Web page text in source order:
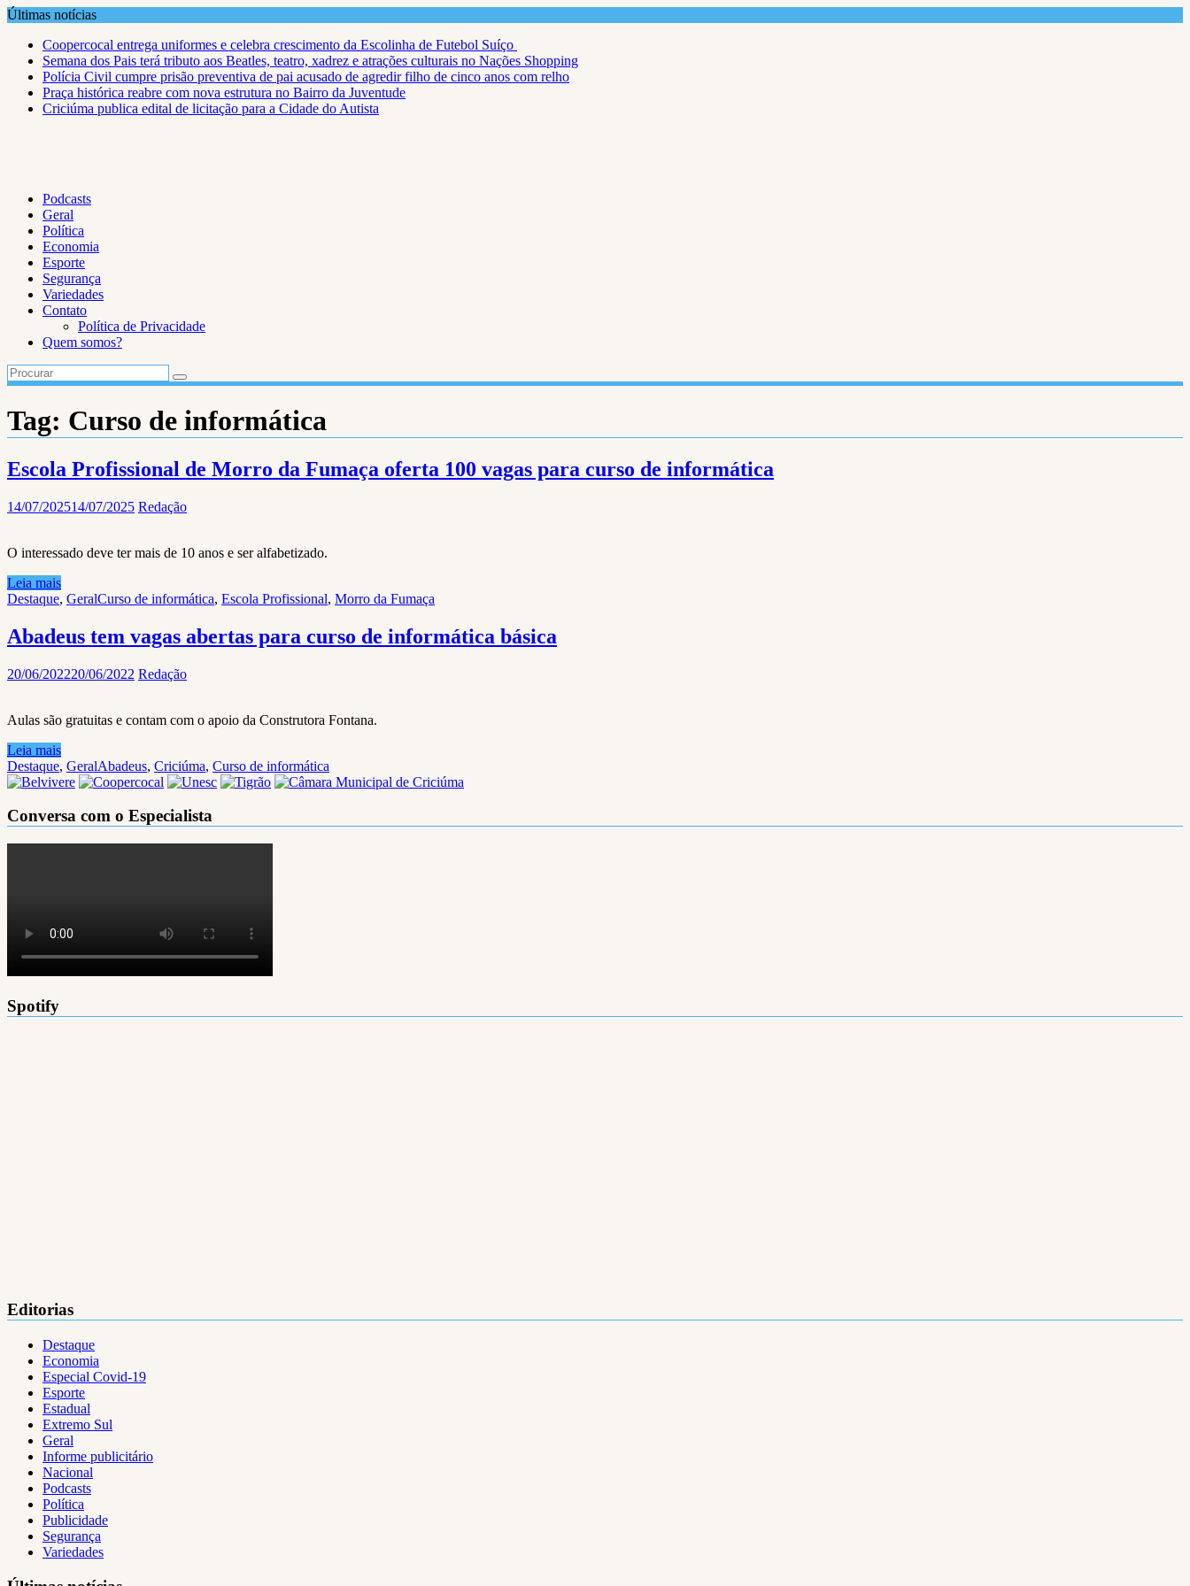
Skip
content
Últimas notícias
Coopercocal entrega uniformes e celebra crescimento da Escolinha de Futebol Suíço
Semana dos Pais terá tributo aos Beatles, teatro, xadrez e atrações culturais no Nações Shopping
Polícia Civil cumpre prisão preventiva de pai acusado de agredir filho de cinco anos com relho
Praça histórica reabre com nova estrutura no Bairro da Juventude
Criciúma publica edital de licitação para a Cidade do Autista
Podcasts
Geral
Política
Economia
Esporte
Segurança
Variedades
Contato
Política de Privacidade
Quem somos?
Tag: Curso de informática
Escola Profissional de Morro da Fumaça oferta 100 vagas para curso de informática
14/07/202514/07/2025 Redação
O interessado deve ter mais de 10 anos e ser alfabetizado.
Leia mais
Destaque, GeralCurso de informática, Escola Profissional, Morro da Fumaça
Abadeus tem vagas abertas para curso de informática básica
20/06/202220/06/2022 Redação
Aulas são gratuitas e contam com o apoio da Construtora Fontana.
Leia mais
Destaque, GeralAbadeus, Criciúma, Curso de informática
Conversa com o Especialista
Spotify
Editorias
Destaque
Economia
Especial Covid-19
Esporte
Estadual
Extremo Sul
Geral
Informe publicitário
Nacional
Podcasts
Política
Publicidade
Segurança
Variedades